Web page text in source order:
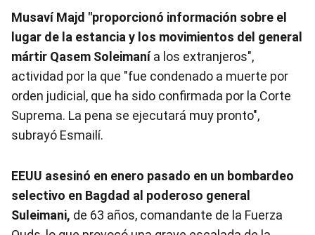
Musaví Majd "proporcionó información sobre el
lugar de la estancia y los movimientos del general
mártir Qasem Soleimanía los extranjeros",
actividad por la que "fue condenado a muerte por
orden judicial, que ha sido confirmada por la Corte
Suprema. La pena se ejecutará muy pronto",
subrayó Esmailí.
EEUU asesinó en enero pasado en un bombardeo
selectivo en Bagdad al poderoso general
Suleimani, de 63 años, comandante de la Fuerza